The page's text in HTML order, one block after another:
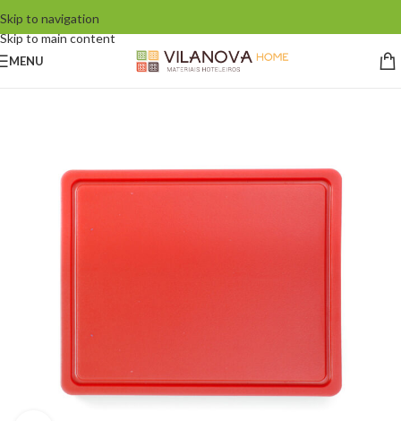
Skip to navigation
Skip to main content
MENU